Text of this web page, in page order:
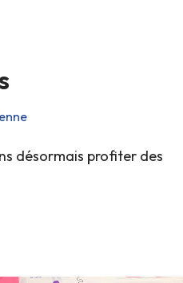
désormais profiter des